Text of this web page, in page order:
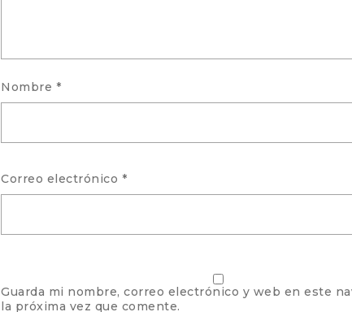
Nombre *
Correo electrónico *
Guarda mi nombre, correo electrónico y web en este
la próxima vez que comente.